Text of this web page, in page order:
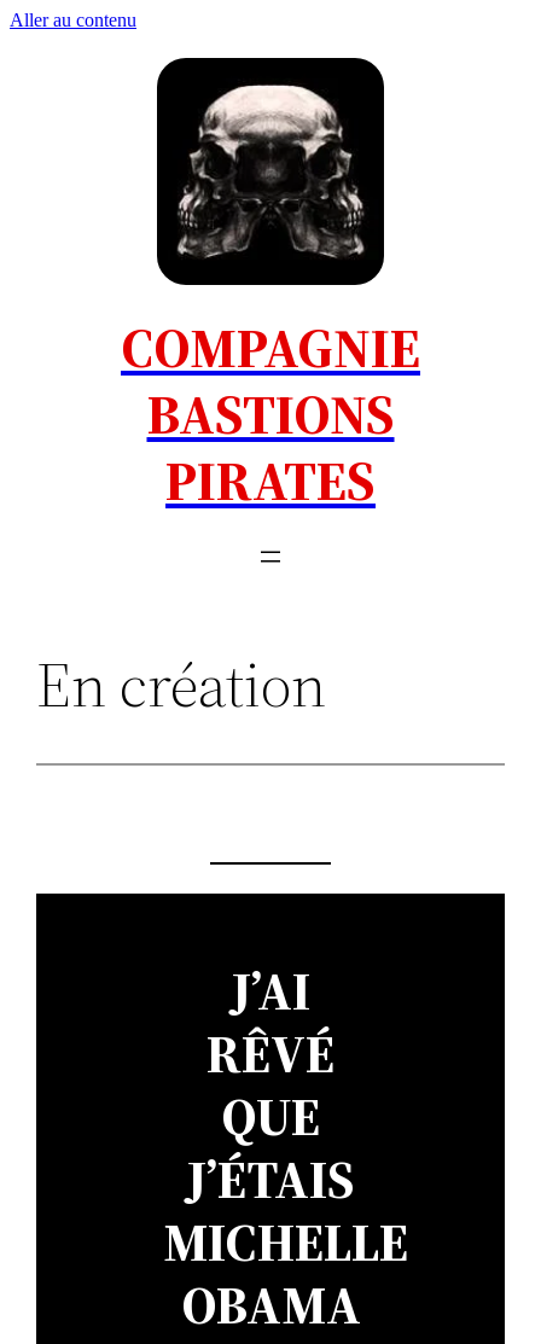
Aller au contenu
COMPAGNIE
BASTIONS
PIRATES
En création
J’AI
RÊVÉ
QUE
J’ÉTAIS
MICHELLE
OBAMA